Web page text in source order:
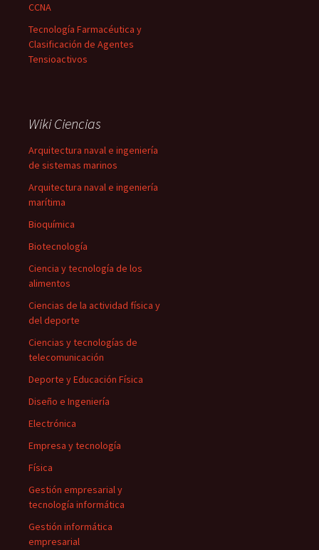
CCNA
Tecnología Farmacéutica y
Clasificación de Agentes
Tensioactivos
Wiki Ciencias
Arquitectura naval e ingeniería
de sistemas marinos
Arquitectura naval e ingeniería
marítima
Bioquímica
Biotecnología
Ciencia y tecnología de los
alimentos
Ciencias de la actividad física y
del deporte
Ciencias y tecnologías de
telecomunicación
Deporte y Educación Física
Diseño e Ingeniería
Electrónica
Empresa y tecnología
Física
Gestión empresarial y
tecnología informática
Gestión informática
empresarial